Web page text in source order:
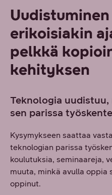
erikoisiakin
pelkkä
kehityksen
Teknologia
sen parissa
Kysymykseen saattaa
teknologian parissa
koulutuksia, seminaareja,
muuta, minkä avulla oppia
oppinut.